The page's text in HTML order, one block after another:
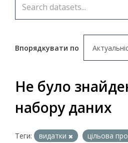
Впорядкувати по
Не було
набору даних
Теги: видатки цільова